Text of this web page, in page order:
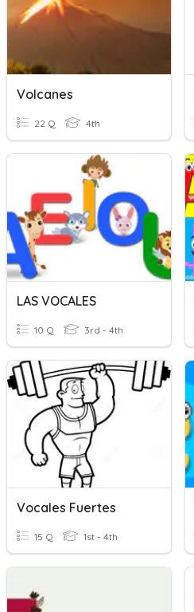
Volcanes
22 Q 4th
LAS VOCALES
10 Q 3rd - 4th
Vocales Fuertes
15 Q 1st - 4th